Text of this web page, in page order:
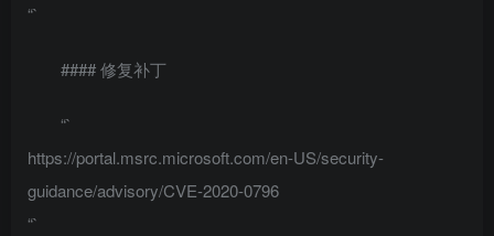
“`
#### 修复补丁
“`
https://portal.msrc.microsoft.com/en-US/security-
guidance/advisory/CVE-2020-0796
“`